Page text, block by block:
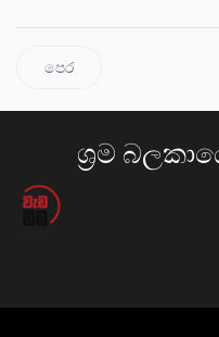
පෙර
ශ්‍රම